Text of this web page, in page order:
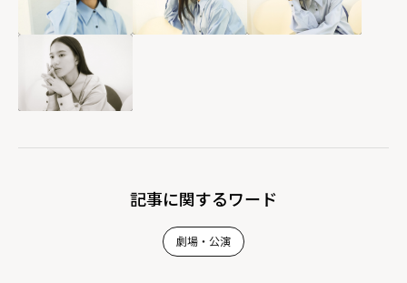
記事に関するワード
劇場・公演